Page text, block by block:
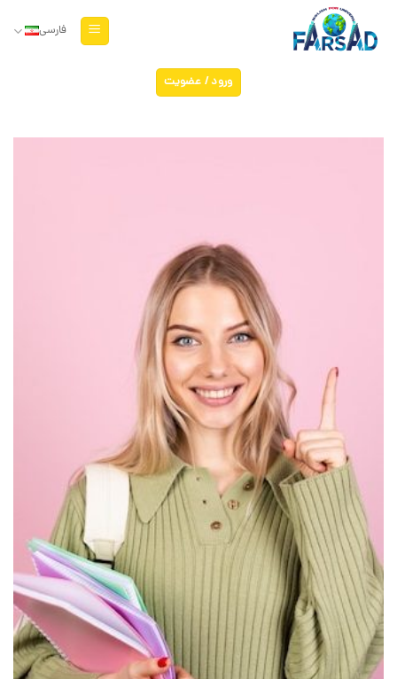
content
فارسی
ورود / عضویت